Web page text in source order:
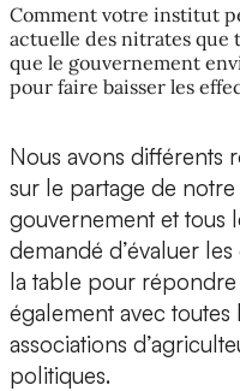
Comment votre institut
actuelle des nitrates que
que le gouvernement
pour faire baisser les
Nous avons différents
sur le partage de
gouvernement et tous
demandé d’évaluer
la table pour répondre
également avec
associations
politiques.